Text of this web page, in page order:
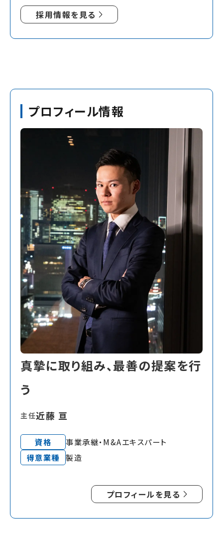
採用情報を見る
プロフィール情報
真摯に取り組み、最善の提案を行
う
主任近藤 亘
資格
事業承継・M&Aエキスパート
得意業種
製造
プロフィールを見る